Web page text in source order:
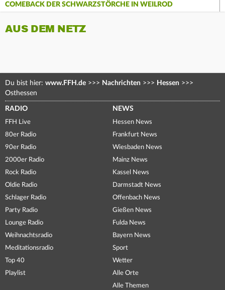
COMEBACK DER SCHWARZSTÖRCHE IN WEILROD
AUS DEM NETZ
Du bist hier: www.FFH.de >>> Nachrichten >>> Hessen >>>
Osthessen
RADIO
FFH Live
80er Radio
90er Radio
2000er Radio
Rock Radio
Oldie Radio
Schlager Radio
Party Radio
Lounge Radio
Weihnachtsradio
Meditationsradio
Top 40
Playlist
NEWS
Hessen News
Frankfurt News
Wiesbaden News
Mainz News
Kassel News
Darmstadt News
Offenbach News
Gießen News
Fulda News
Bayern News
Sport
Wetter
Alle Orte
Alle Themen